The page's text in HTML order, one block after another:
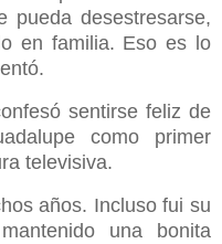
pueda desestresarse,
en familia. Eso es lo
sentirse feliz de
como primer
televisiva.
años. Incluso fui su
una bonita